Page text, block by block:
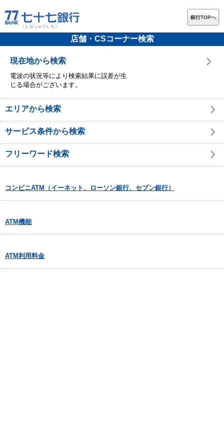
銀行TOPへ
店舗・CSコーナー検索
現在地から検索
電波の状況等により検索結果に誤差が生
じる場合がございます。
エリアから検索
サービス条件から検索
フリーワード検索
コンビニATM（イーネット、ローソン銀行、セブン銀行）
ATM機能
ATM利用料金